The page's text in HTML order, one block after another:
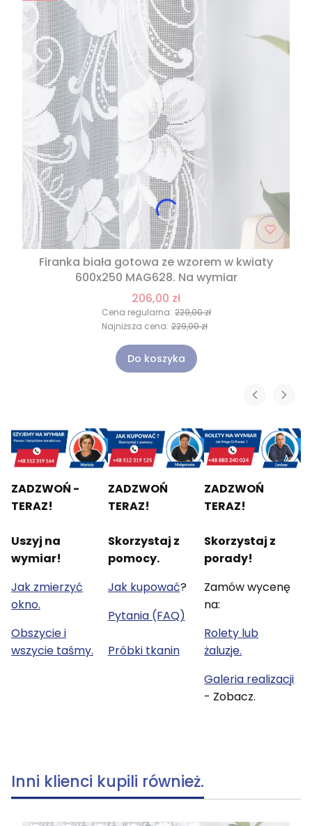
Firanka biała gotowa ze wzorem w kwiaty
600x250 MAG628. Na wymiar
206,00 zł
Cena regularna: 229,00 zł
Najniższa cena: 229,00 zł
Do koszyka
ZADZWOŃ -
TERAZ!
Uszyj na
wymiar!
Jak zmierzyć
okno.
Obszycie i
wszycie taśmy.
ZADZWOŃ
TERAZ!
Skorzystaj z
pomocy.
Jak kupować?
Pytania (FAQ)
Próbki tkanin
ZADZWOŃ
TERAZ!
Skorzystaj z
porady!
Zamów wycenę
na:
Rolety lub
żaluzje.
Galeria realizacji
- Zobacz.
Inni klienci kupili również.